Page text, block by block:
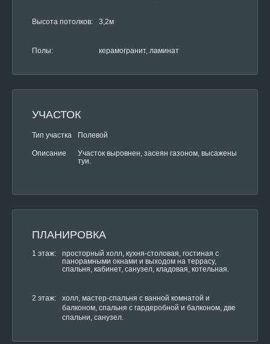
Высота потолков: 3,2м
Полы: керамогранит, ламинат
УЧАСТОК
Тип участка Полевой
Описание
Участок выровнен, засеян газоном, высажены
туи.
ПЛАНИРОВКА
1 этаж:
просторный холл, кухня-столовая, гостиная с
панорамными окнами и выходом на террасу,
спальня, кабинет, санузел, кладовая, котельная.
2 этаж:
холл, мастер-спальня с ванной комнатой и
балконом, спальня с гардеробной и балконом, две
спальни, санузел.